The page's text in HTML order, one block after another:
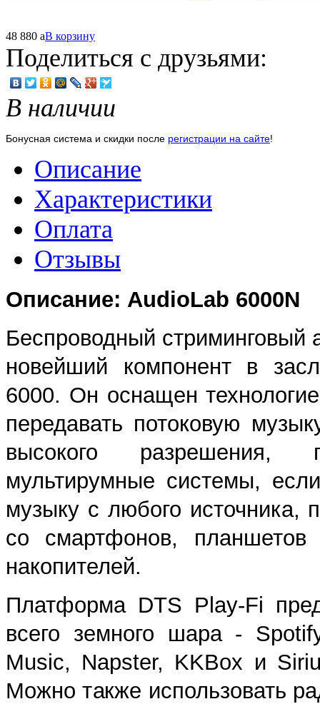
48 880 aВ корзину
Поделиться с друзьями:
В наличии
Бонусная система и скидки после регистрации на сайте!
Описание
Характеристики
Оплата
Отзывы
Описание: AudioLab 6000N
Беспроводный стриминговый
новейший компонент в
6000. Он оснащен
передавать потоковую
высокого разрешения,
мультирумные системы,
музыку с любого источника,
со смартфонов,
накопителей.
Платформа DTS Play-Fi
всего земного шара -
Music, Napster, KKBox и
Можно также использовать